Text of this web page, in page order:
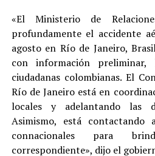
«El Ministerio de
profundamente el accidente
agosto en Río de Janeiro,
con información
ciudadanas colombianas. El
Río de Janeiro está en
locales y adelantando las
Asimismo, está
connacionales para
correspondiente», dijo el